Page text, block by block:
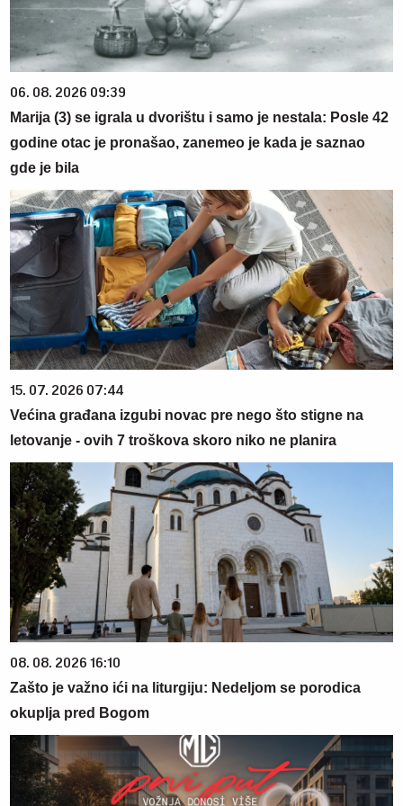
06. 08. 2026 09:39
Marija (3) se igrala u dvorištu i samo je nestala: Posle 42
godine otac je pronašao, zanemeo je kada je saznao
gde je bila
15. 07. 2026 07:44
Većina građana izgubi novac pre nego što stigne na
letovanje - ovih 7 troškova skoro niko ne planira
08. 08. 2026 16:10
Zašto je važno ići na liturgiju: Nedeljom se porodica
okuplja pred Bogom